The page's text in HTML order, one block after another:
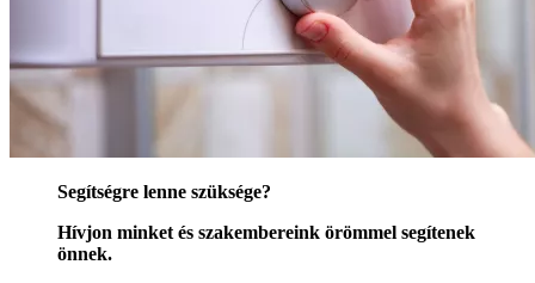
Segítségre lenne szüksége?
Hívjon minket és szakembereink örömmel segítenek
önnek.